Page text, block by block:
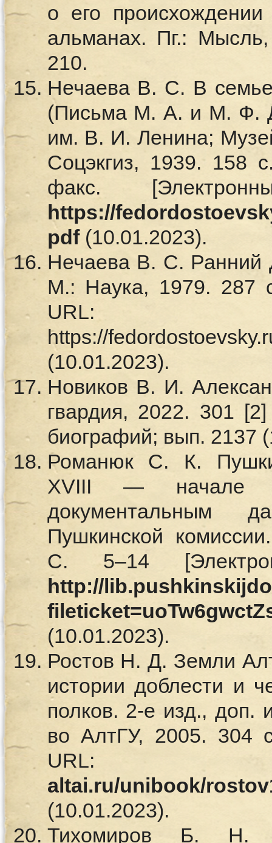
о его
альманах. Пг.:
210.
Нечаева В. С. В
(Письма М. А. и М. Ф.
им. В. И. Ленина;
Соцэкгиз, 1939. 158
факс.
https://
pdf(10.01.2023).
Нечаева В. С. Ранний
М.: Наука, 1979. 287
URL:
https://
(10.01.2023).
Новиков В. И.
гвардия, 2022. 301
биографий; вып. 2137
Романюк С. К.
XVIII — начале
документальным
Пушкинской
С. 5–14
http://
(10.01.2023).
Ростов Н. Д. Земли
истории доблести и
полков. 2-е изд., доп.
во АлтГУ, 2005. 304
altai.ru/unibook/
(10.01.2023).
Тихомиров Б. Н.